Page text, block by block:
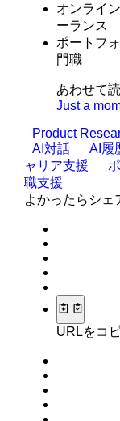
オンライ
ーランス
ポートフ
門職
あわせて
Just a
Product
AI対話
AI履
ャリア支援
職支援
よかったらシェ
URLをコ